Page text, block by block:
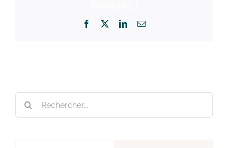
Facebook LinkedInEmail